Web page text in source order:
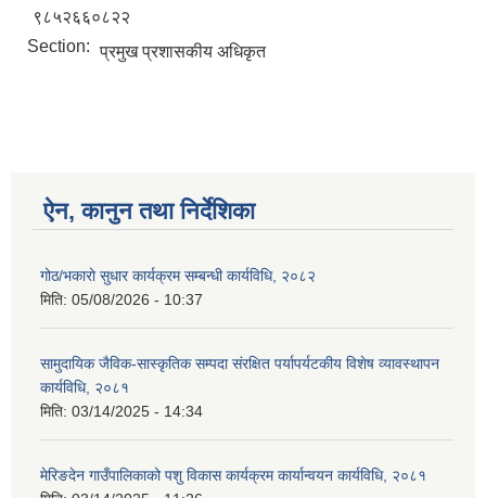
९८५२६६०८२२
Section: प्रमुख प्रशासकीय अधिकृत
ऐन, कानुन तथा निर्देशिका
गोठ/भकारो सुधार कार्यक्रम सम्बन्धी कार्यविधि, २०८२
मिति: 05/08/2026 - 10:37
सामुदायिक जैविक-सास्कृतिक सम्पदा संरक्षित पर्यापर्यटकीय विशेष व्यावस्थापन
कार्यविधि, २०८१
मिति: 03/14/2025 - 14:34
मेरिङदेन गाउँपालिकाको पशु विकास कार्यक्रम कार्यान्वयन कार्यविधि, २०८१